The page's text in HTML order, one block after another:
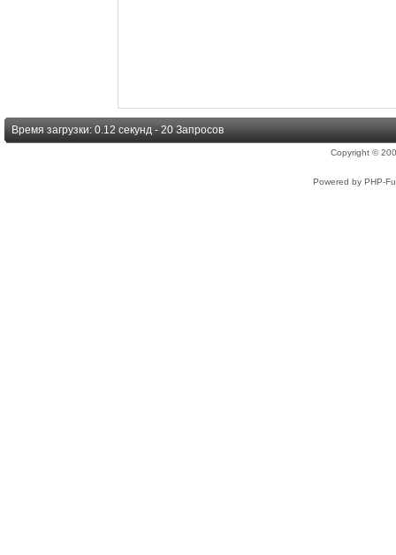
Время загрузки: 0.12 секунд - 20 Запросов
Copyright ©
Powered by PHP-